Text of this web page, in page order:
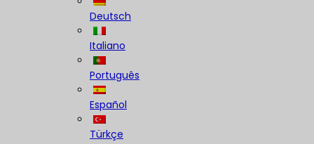
Deutsch
Italiano
Português
Español
Türkçe